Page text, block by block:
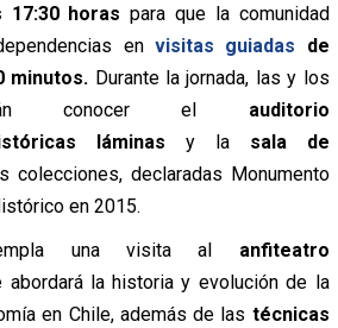
17:30 horas para que la comunidad
en visitas guiadas de
minutos. Durante la jornada, las y los
conocer el auditorio
láminas y lasala de
colecciones, declaradas Monumento
en 2015.
una visita al anfiteatro
la historia y evolución de la
en Chile, además de las técnicas